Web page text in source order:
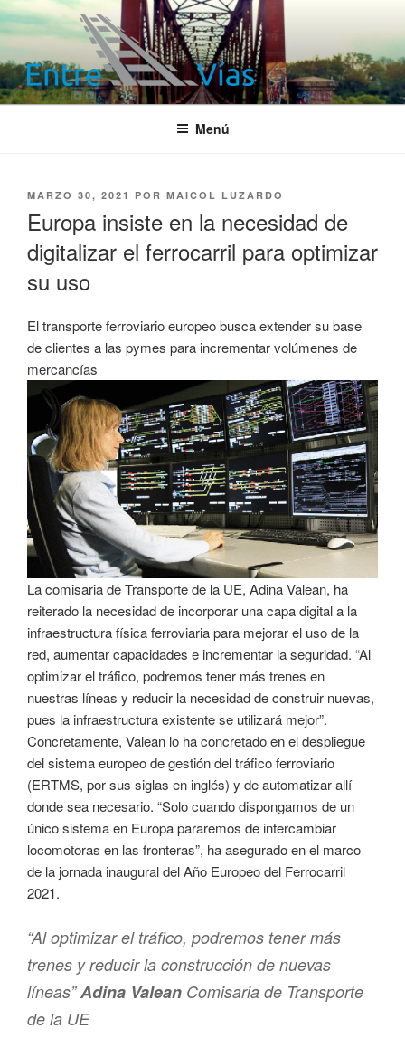
Saltar
al
ENTRE VÍAS
Información ferroviaria
Menú
PUBLICADO
MARZO 30, 2021 POR MAICOL LUZARDO
Europa insiste en la necesidad de
digitalizar el ferrocarril para optimizar
su uso
El transporte ferroviario europeo busca extender su base
de clientes a las pymes para incrementar volúmenes de
mercancías
La comisaria de Transporte de la UE, Adina Valean, ha
reiterado la necesidad de incorporar una capa digital a la
infraestructura física ferroviaria para mejorar el uso de la
red, aumentar capacidades e incrementar la seguridad. “Al
optimizar el tráfico, podremos tener más trenes en
nuestras líneas y reducir la necesidad de construir nuevas,
pues la infraestructura existente se utilizará mejor”.
Concretamente, Valean lo ha concretado en el despliegue
del sistema europeo de gestión del tráfico ferroviario
(ERTMS, por sus siglas en inglés) y de automatizar allí
donde sea necesario. “Solo cuando dispongamos de un
único sistema en Europa pararemos de intercambiar
locomotoras en las fronteras”, ha asegurado en el marco
de la jornada inaugural del Año Europeo del Ferrocarril
2021.
“Al optimizar el tráfico, podremos tener más
trenes y reducir la construcción de nuevas
líneas”Adina Valean Comisaria de Transporte
de la UE